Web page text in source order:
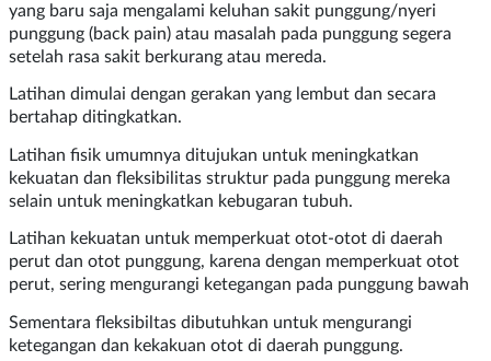
yang baru saja mengalami keluhan sakit punggung/nyeri
punggung (back pain) atau masalah pada punggung segera
setelah rasa sakit berkurang atau mereda.
Latihan dimulai dengan gerakan yang lembut dan secara
bertahap ditingkatkan.
Latihan fisik umumnya ditujukan untuk meningkatkan
kekuatan dan fleksibilitas struktur pada punggung mereka
selain untuk meningkatkan kebugaran tubuh.
Latihan kekuatan untuk memperkuat otot-otot di daerah
perut dan otot punggung, karena dengan memperkuat otot
perut, sering mengurangi ketegangan pada punggung bawah
Sementara fleksibiltas dibutuhkan untuk mengurangi
ketegangan dan kekakuan otot di daerah punggung.